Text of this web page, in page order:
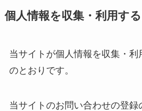
個人情報を収集・利用す
当サイトが個人情報を収集・利
のとおりです。
当サイトのお問い合わせの登録